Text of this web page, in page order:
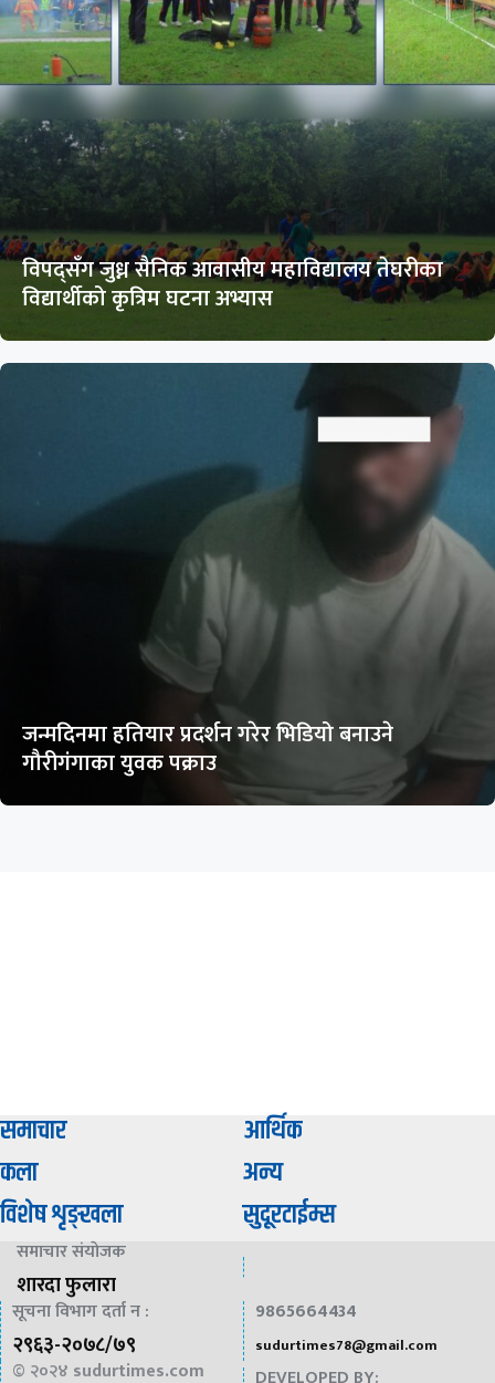
विपद्सँग जुध्न सैनिक आवासीय महाविद्यालय तेघरीका
विद्यार्थीको कृत्रिम घटना अभ्यास
जन्मदिनमा हतियार प्रदर्शन गरेर भिडियो बनाउने
गौरीगंगाका युवक पक्राउ
समाचार
आर्थिक
कला
अन्य
विशेष शृङ्खला
सुदूरटाईम्स
समाचार संयाेजक
शारदा फुलारा
सूचना विभाग दर्ता न :
२९६३-२०७८/७९
9865664434
sudurtimes78@gmail.com
© २०२४ sudurtimes.com